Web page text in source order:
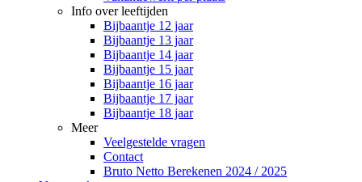
Info over leeftijden
Bijbaantje 12 jaar
Bijbaantje 13 jaar
Bijbaantje 14 jaar
Bijbaantje 15 jaar
Bijbaantje 16 jaar
Bijbaantje 17 jaar
Bijbaantje 18 jaar
Meer
Veelgestelde vragen
Contact
Bruto Netto Berekenen 2024 / 2025